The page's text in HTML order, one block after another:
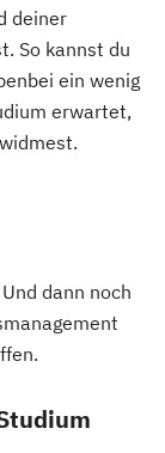
deiner
So kannst du
ein wenig
erwartet,
dann noch